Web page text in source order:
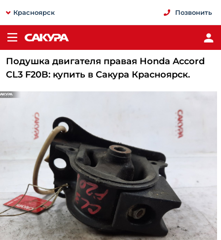
Красноярск Позвонить
Подушка двигателя правая Honda Accord
CL3 F20B: купить в Сакура Красноярск.